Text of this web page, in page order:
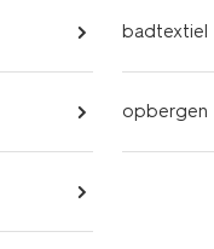
badtextiel
opbergen